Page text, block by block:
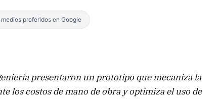
preferidos en Google
presentaron un prototipo que mecaniza la
los costos de mano de obra y optimiza el uso de